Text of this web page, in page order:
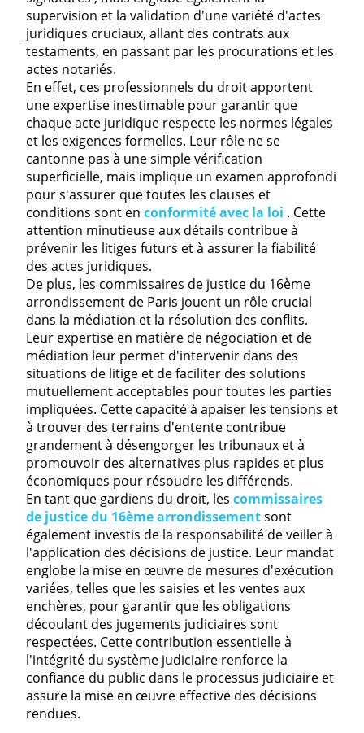
supervision et la validation d'une variété d'actes
juridiques cruciaux, allant des contrats aux
testaments, en passant par les procurations et les
actes notariés.
En effet, ces professionnels du droit apportent
une expertise inestimable pour garantir que
chaque acte juridique respecte les normes légales
et les exigences formelles. Leur rôle ne se
cantonne pas à une simple vérification
superficielle, mais implique un examen approfondi
pour s'assurer que toutes les clauses et
conditions sont en conformité avec la loi . Cette
attention minutieuse aux détails contribue à
prévenir les litiges futurs et à assurer la fiabilité
des actes juridiques.
De plus, les commissaires de justice du 16ème
arrondissement de Paris jouent un rôle crucial
dans la médiation et la résolution des conflits.
Leur expertise en matière de négociation et de
médiation leur permet d'intervenir dans des
situations de litige et de faciliter des solutions
mutuellement acceptables pour toutes les parties
impliquées. Cette capacité à apaiser les tensions et
à trouver des terrains d'entente contribue
grandement à désengorger les tribunaux et à
promouvoir des alternatives plus rapides et plus
économiques pour résoudre les différends.
En tant que gardiens du droit, les commissaires
de justice du 16ème arrondissementsont
également investis de la responsabilité de veiller à
l'application des décisions de justice. Leur mandat
englobe la mise en œuvre de mesures d'exécution
variées, telles que les saisies et les ventes aux
enchères, pour garantir que les obligations
découlant des jugements judiciaires sont
respectées. Cette contribution essentielle à
l'intégrité du système judiciaire renforce la
confiance du public dans le processus judiciaire et
assure la mise en œuvre effective des décisions
rendues.